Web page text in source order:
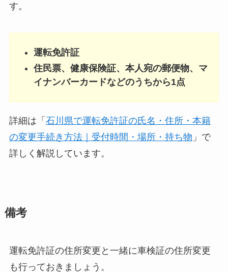
す。
運転免許証
住民票、健康保険証、本人宛の郵便物、マ
イナンバーカードなどのうちから1点
詳細は「 石川県で運転免許証の氏名・住所・本籍
の変更手続き方法｜受付時間・場所・持ち物 」で
詳しく解説しています。
備考
運転免許証の住所変更と一緒に車検証の住所変更
も行っておきましょう。